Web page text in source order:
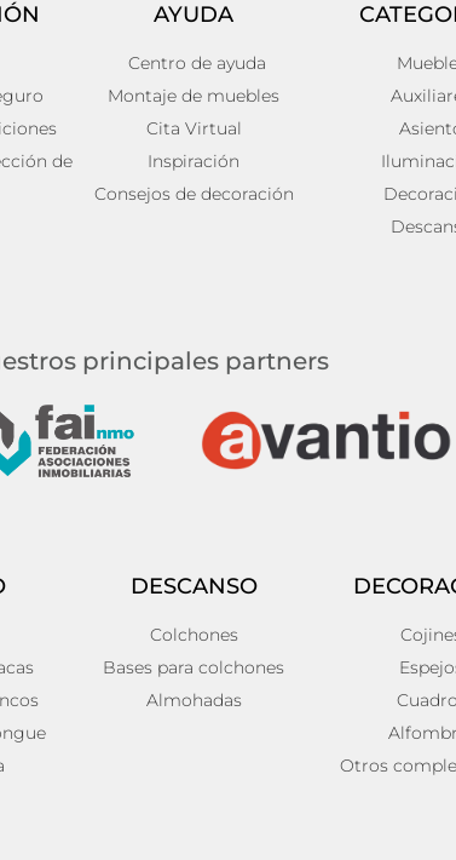
Lámpara de pared Hierro Art
53x12x65
156,00
€
de
AYUDA
Centro de ayuda
Montaje de muebles
Cita Virtual
Inspiración
Consejos de decoración
principales partners
DESCANSO
Colchones
Bases para colchones
Almohadas
Otros